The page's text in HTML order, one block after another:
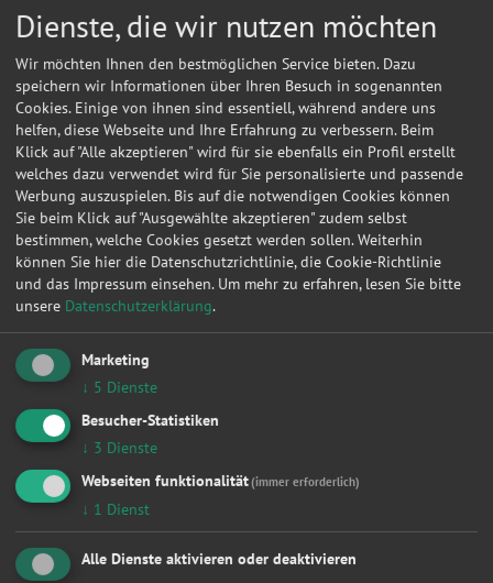
HU/AU Benzin
HU/AU Diesel
Inspektion
Karosserie
Keilriemen
Klima / Heizung / Kühler
Klimaservice
Kupplung
Lackierung
Lichtmaschine
Ölwechsel
Radlager
Radwechsel 4 Räder
Reifendienstleistung
Reifenwechsel 4 Räder
Scheibenservice
Scheinwerfer
Smart Repair
Sonstige
Turbolader
Wasserpumpe
Zahnriemen / Steuerkette
Zylinderkopf
Zylinderkopfdichtung
Dienste, die wir nutzen möchten
Wir möchten Ihnen den bestmöglichen Service bieten. Dazu
speichern wir Informationen über Ihren Besuch in sogenannten
Cookies. Einige von ihnen sind essentiell, während andere uns
helfen, diese Webseite und Ihre Erfahrung zu verbessern. Beim
Klick auf "Alle akzeptieren" wird für sie ebenfalls ein Profil erstellt
welches dazu verwendet wird für Sie personalisierte und passende
Werbung auszuspielen. Bis auf die notwendigen Cookies können
Sie beim Klick auf "Ausgewählte akzeptieren" zudem selbst
bestimmen, welche Cookies gesetzt werden sollen. Weiterhin
können Sie hier die Datenschutzrichtlinie, die Cookie-Richtlinie
und das Impressum einsehen. Um mehr zu erfahren, lesen Sie bitte
unsere Datenschutzerklärung.
Marketing
↓ 5 Dienste
Besucher-Statistiken
↓ 3 Dienste
Webseiten funktionalität(immer erforderlich)
↓ 1 Dienst
Alle Dienste aktivieren oder deaktivieren